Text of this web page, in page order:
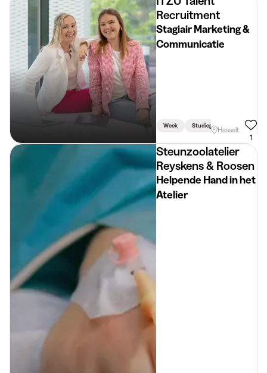
Recruitment
Stagiair Marketing &
Communicatie
Week Studiegerelateerd
Hasselt
1
Steunzoolatelier
Reyskens & Roosen
Helpende Hand in het
Atelier